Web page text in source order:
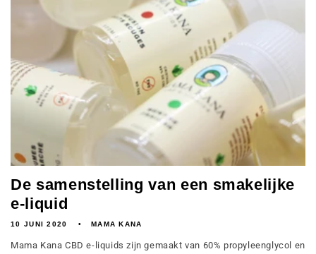
De samenstelling van een smakelijke
e-liquid
10 JUNI 2020 MAMA KANA
Mama Kana CBD e-liquids zijn gemaakt van 60% propyleenglycol en